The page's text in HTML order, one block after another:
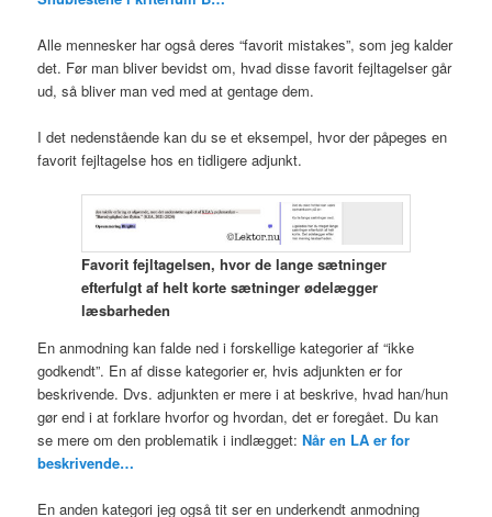
Alle mennesker har også deres “favorit mistakes”, som jeg kalder
det. Før man bliver bevidst om, hvad disse favorit fejltagelser går
ud, så bliver man ved med at gentage dem.
I det nedenstående kan du se et eksempel, hvor der påpeges en
favorit fejltagelse hos en tidligere adjunkt.
Favorit fejltagelsen, hvor de lange sætninger
efterfulgt af helt korte sætninger ødelægger
læsbarheden
En anmodning kan falde ned i forskellige kategorier af “ikke
godkendt”. En af disse kategorier er, hvis adjunkten er for
beskrivende. Dvs. adjunkten er mere i at beskrive, hvad han/hun
gør end i at forklare hvorfor og hvordan, det er foregået. Du kan
se mere om den problematik i indlægget:Når en LA er for
beskrivende…
En anden kategori jeg også tit ser en underkendt anmodning